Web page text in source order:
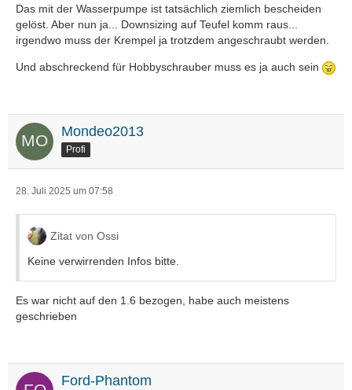
Das mit der Wasserpumpe ist tatsächlich ziemlich bescheiden
gelöst. Aber nun ja... Downsizing auf Teufel komm raus...
irgendwo muss der Krempel ja trotzdem angeschraubt werden.
Und abschreckend für Hobbyschrauber muss es ja auch sein
Mondeo2013
Profi
28. Juli 2025 um 07:58
Zitat von Ossi
Keine verwirrenden Infos bitte.
Es war nicht auf den 1.6 bezogen, habe auch meistens
geschrieben
Ford-Phantom